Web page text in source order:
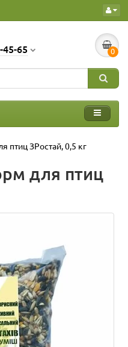
45-65 0
птиц ЗРостай, 0,5 кг
для птиц